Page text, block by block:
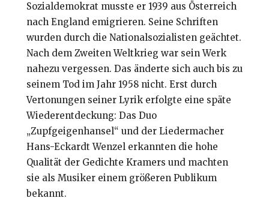
Sozialdemokrat musste er 1939 aus Österreich
nach England emigrieren. Seine Schriften
wurden durch die Nationalsozialisten geächtet.
Nach dem Zweiten Weltkrieg war sein Werk
nahezu vergessen. Das änderte sich auch bis zu
seinem Tod im Jahr 1958 nicht. Erst durch
Vertonungen seiner Lyrik erfolgte eine späte
Wiederentdeckung: Das Duo
„Zupfgeigenhansel“ und der Liedermacher
Hans-Eckardt Wenzel erkannten die hohe
Qualität der Gedichte Kramers und machten
sie als Musiker einem größeren Publikum
bekannt.